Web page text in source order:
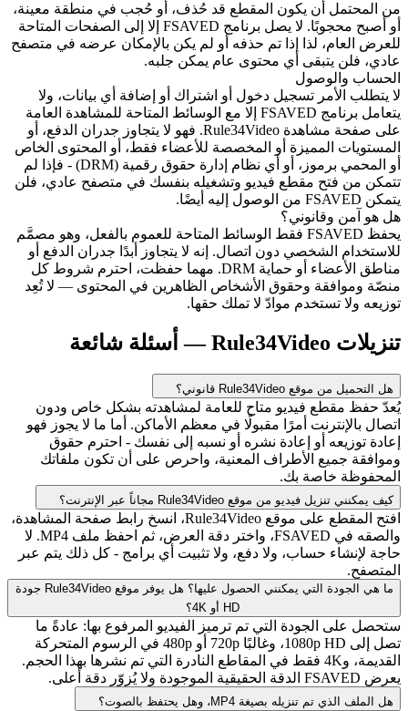
من المحتمل أن يكون المقطع قد حُذف، أو حُجب في منطقة معينة،
أو أصبح محجوبًا. لا يصل برنامج FSAVED إلا إلى الصفحات المتاحة
للعرض العام، لذا إذا تم حذفه أو لم يكن بالإمكان عرضه في متصفح
عادي، فلن يتبقى أي محتوى عام يمكن جلبه.
الحساب والوصول
لا يتطلب الأمر تسجيل دخول أو اشتراك أو إضافة أي بيانات، ولا
يتعامل برنامج FSAVED إلا مع الوسائط المتاحة للمشاهدة العامة
على صفحة مشاهدة Rule34Video. فهو لا يتجاوز جدران الدفع، أو
المستويات المميزة أو المخصصة للأعضاء فقط، أو المحتوى الخاص
أو المحمي برموز، أو أي نظام إدارة حقوق رقمية (DRM) - فإذا لم
تتمكن من فتح مقطع فيديو وتشغيله بنفسك في متصفح عادي، فلن
يتمكن FSAVED من الوصول إليه أيضًا.
هل هو آمن وقانوني؟
يحفظ FSAVED فقط الوسائط المتاحة للعموم بالفعل، وهو مصمَّم
للاستخدام الشخصي دون اتصال. إنه لا يتجاوز أبدًا جدران الدفع أو
مناطق الأعضاء أو حماية DRM. مهما حفظت، احترم شروط كل
منصّة وموافقة وحقوق الأشخاص الظاهرين في المحتوى — لا تُعِد
توزيعه ولا تستخدم موادّ لا تملك حقها.
تنزيلات Rule34Video — أسئلة شائعة
هل التحميل من موقع Rule34Video قانوني؟
يُعدّ حفظ مقطع فيديو متاح للعامة لمشاهدته بشكل خاص ودون
اتصال بالإنترنت أمرًا مقبولًا في معظم الأماكن. أما ما لا يجوز فهو
إعادة توزيعه أو إعادة نشره أو نسبه إلى نفسك - احترم حقوق
وموافقة جميع الأطراف المعنية، واحرص على أن تكون ملفاتك
المحفوظة خاصة بك.
كيف يمكنني تنزيل فيديو من موقع Rule34Video مجاناً عبر الإنترنت؟
افتح المقطع على موقع Rule34Video، انسخ رابط صفحة المشاهدة،
والصقه في FSAVED، واختر دقة العرض، ثم احفظ ملف MP4. لا
حاجة لإنشاء حساب، ولا دفع، ولا تثبيت أي برامج - كل ذلك يتم عبر
المتصفح.
ما هي الجودة التي يمكنني الحصول عليها؟ هل يوفر موقع Rule34Video جودة
HD أو 4K؟
ستحصل على الجودة التي تم ترميز الفيديو المرفوع بها: عادةً ما
تصل إلى 1080p HD، وغالبًا 720p أو 480p في الرسوم المتحركة
القديمة، و4K فقط في المقاطع النادرة التي تم نشرها بهذا الحجم.
يعرض FSAVED الدقة الحقيقية الموجودة ولا يُزوّر دقة أعلى.
هل الملف الذي تم تنزيله بصيغة MP4، وهل يحتفظ بالصوت؟